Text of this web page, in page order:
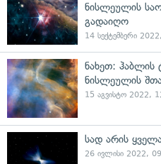
ნისლეულის
გადაიღო
14 სექტემბერი
ნახეთ: ჰაბლის
ნისლეულის
15 აგვისტო 2022,
სად არის
26 ივლისი 2022,